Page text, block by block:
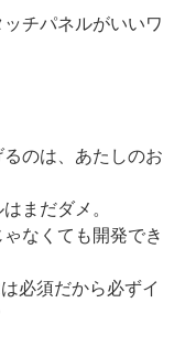
チパネルがいいワ
のは、あたしのお
まだダメ。
なくても開発でき
必須だから必ずイ